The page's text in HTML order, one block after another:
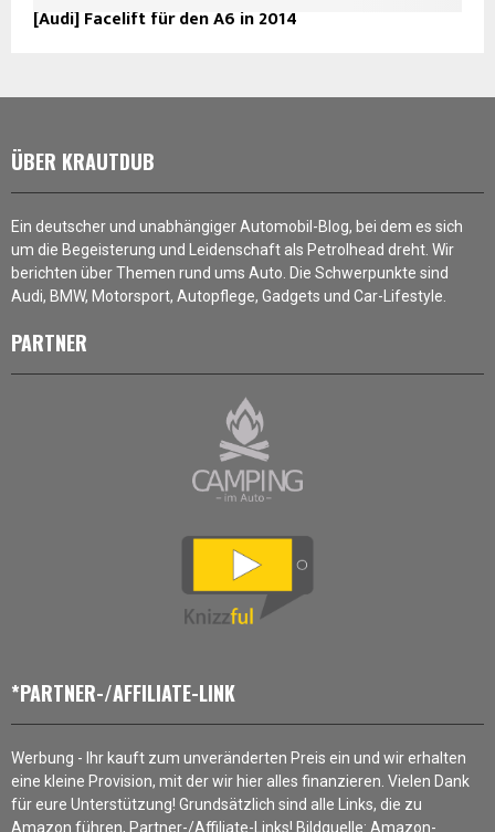
[Audi] Facelift für den A6 in 2014
ÜBER KRAUTDUB
Ein deutscher und unabhängiger Automobil-Blog, bei dem es sich
um die Begeisterung und Leidenschaft als Petrolhead dreht. Wir
berichten über Themen rund ums Auto. Die Schwerpunkte sind
Audi, BMW, Motorsport, Autopflege, Gadgets und Car-Lifestyle.
PARTNER
*PARTNER-/AFFILIATE-LINK
Werbung - Ihr kauft zum unveränderten Preis ein und wir erhalten
eine kleine Provision, mit der wir hier alles finanzieren. Vielen Dank
für eure Unterstützung! Grundsätzlich sind alle Links, die zu
Amazon führen, Partner-/Affiliate-Links! Bildquelle: Amazon-